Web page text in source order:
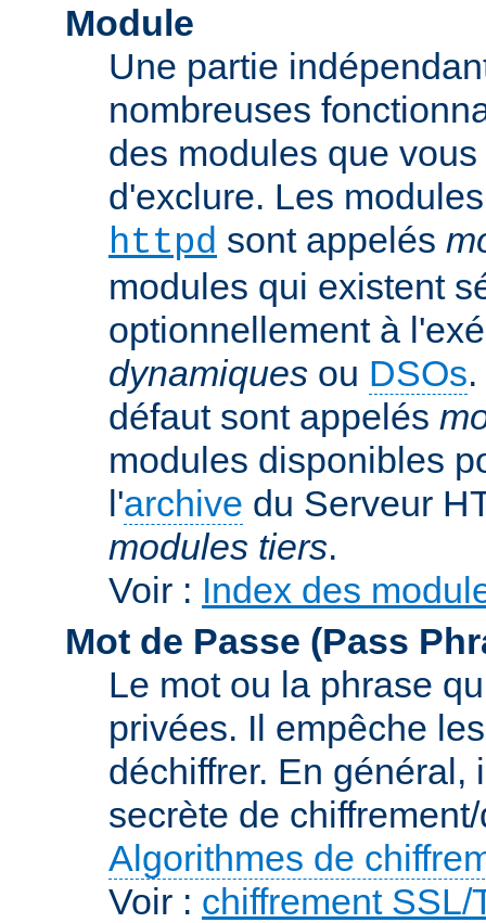
Module
Une partie
nombreuses
des modules que
d'exclure. Les
httpd sont appelés
modules qui existent
optionnellement à
dynamiques ou DSOs
défaut sont appelés
modules disponibles
l'archive du Serveur
modules tiers.
Voir : Index des
Mot de Passe (Pass
Le mot ou la phrase
privées. Il empêche
déchiffrer. En général,
secrète de
Algorithmes de
Voir : chiffrement SSL/